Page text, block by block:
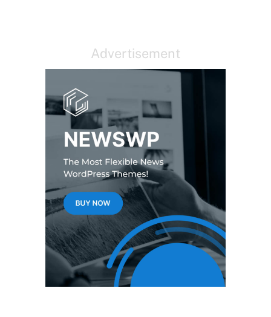
Advertisement